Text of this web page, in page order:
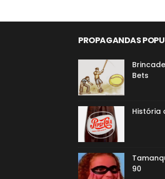
PROPAGANDAS
Bets
História
90